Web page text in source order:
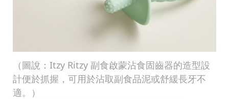
（圖說：Itzy Ritzy 副食啟蒙沾食固齒器的造型設
計便於抓握，可用於沾取副食品泥或舒緩長牙不
適。）